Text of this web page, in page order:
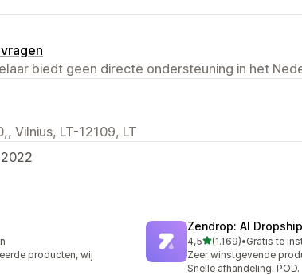
biedt geen directe ondersteuning in het
Vilnius, LT-12109, LT
producten, wij
Zendrop: AI
4,5van 5 sterren
(1.169)
1169 recensies in totaal
•Gratis te
Zeer winstgevende
Snelle afhandeling. POD.